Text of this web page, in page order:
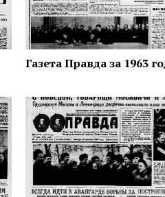
Газета Правда за 1963